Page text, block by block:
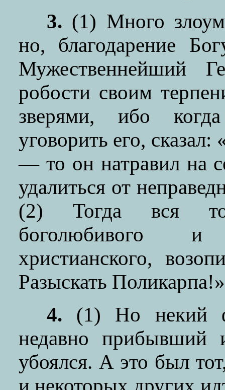
3. (1) Много
но, благодарение
Мужественнейший
робости своим
зверями, ибо
уговорить его,
— то он натравил на
удалиться от
(2) Тогда вся
боголюбивого и
христианского,
Разыскать
4. (1) Но некий
недавно прибывший
убоялся. А это был